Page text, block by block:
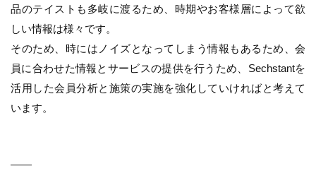
品のテイストも多岐に渡るため、時期やお客様層によって欲
しい情報は様々です。
そのため、時にはノイズとなってしまう情報もあるため、会
員に合わせた情報とサービスの提供を行うため、Sechstantを
活用した会員分析と施策の実施を強化していければと考えて
います。
――